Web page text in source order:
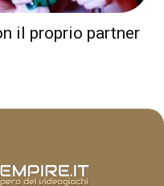
il proprio partner